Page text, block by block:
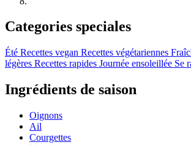
Categories speciales
Été Recettes vegan Recettes végétariennes
légères Recettes rapides Journée ensoleillée Se
Ingrédients de saison
Oignons
Ail
Courgettes